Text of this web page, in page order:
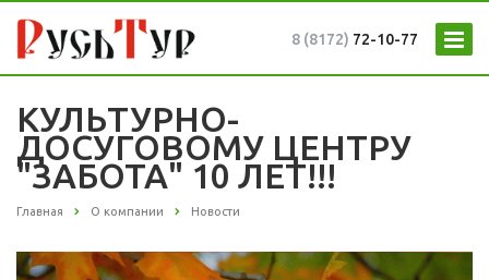
8 (8172) 72-10-77
КУЛЬТУРНО-
ДОСУГОВОМУ ЦЕНТРУ
"ЗАБОТА" 10 ЛЕТ!!!
Главная О компании Новости